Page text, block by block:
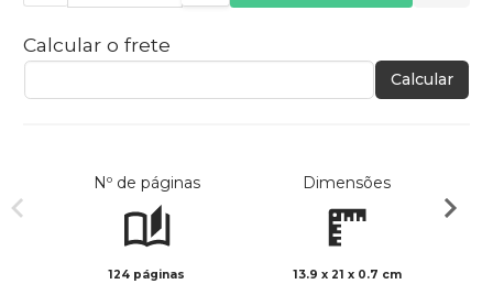
Calcular o frete
Calcular
Nº de páginas
124 páginas
Dimensões
13.9 x 21 x 0.7 cm